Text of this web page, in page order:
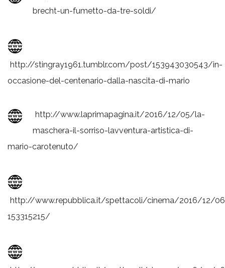
brecht-un-fumetto-da-tre-soldi/
http://stingray1961.tumblr.com/post/153943030543/in-
occasione-del-centenario-dalla-nascita-di-mario
http://www.laprimapagina.it/2016/12/05/la-
maschera-il-sorriso-lavventura-artistica-di-
mario-carotenuto/
http://www.repubblica.it/spettacoli/cinema/2016/12/
153315215/